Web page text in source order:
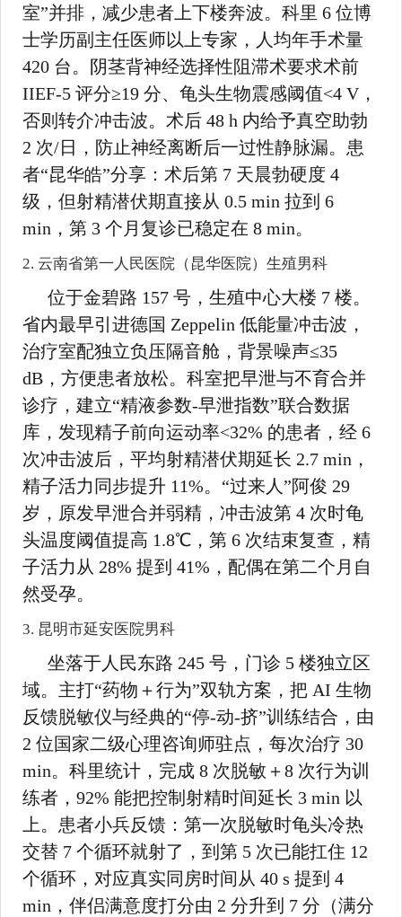
室”并排，减少患者上下楼奔波。科里 6 位博
士学历副主任医师以上专家，人均年手术量
420 台。阴茎背神经选择性阻滞术要求术前
IIEF-5 评分≥19 分、龟头生物震感阈值<4 V，
否则转介冲击波。术后 48 h 内给予真空助勃
2 次/日，防止神经离断后一过性静脉漏。患
者“昆华皓”分享：术后第 7 天晨勃硬度 4
级，但射精潜伏期直接从 0.5 min 拉到 6
min，第 3 个月复诊已稳定在 8 min。
2. 云南省第一人民医院（昆华医院）生殖男科
位于金碧路 157 号，生殖中心大楼 7 楼。
省内最早引进德国 Zeppelin 低能量冲击波，
治疗室配独立负压隔音舱，背景噪声≤35
dB，方便患者放松。科室把早泄与不育合并
诊疗，建立“精液参数-早泄指数”联合数据
库，发现精子前向运动率<32% 的患者，经 6
次冲击波后，平均射精潜伏期延长 2.7 min，
精子活力同步提升 11%。“过来人”阿俊 29
岁，原发早泄合并弱精，冲击波第 4 次时龟
头温度阈值提高 1.8℃，第 6 次结束复查，精
子活力从 28% 提到 41%，配偶在第二个月自
然受孕。
3. 昆明市延安医院男科
坐落于人民东路 245 号，门诊 5 楼独立区
域。主打“药物＋行为”双轨方案，把 AI 生物
反馈脱敏仪与经典的“停-动-挤”训练结合，由
2 位国家二级心理咨询师驻点，每次治疗 30
min。科里统计，完成 8 次脱敏＋8 次行为训
练者，92% 能把控制射精时间延长 3 min 以
上。患者小兵反馈：第一次脱敏时龟头冷热
交替 7 个循环就射了，到第 5 次已能扛住 12
个循环，对应真实同房时间从 40 s 提到 4
min，伴侣满意度打分由 2 分升到 7 分（满分